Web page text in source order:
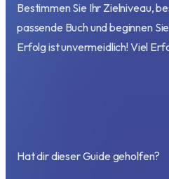
Bestimmen Sie Ihr Zielniveau,
passende Buch und beginnen
Erfolg ist unvermeidlich! Viel
Hat dir dieser Guide geholfen?